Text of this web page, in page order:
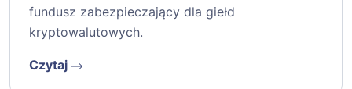
fundusz zabezpieczający dla giełd
kryptowalutowych.
Czytaj